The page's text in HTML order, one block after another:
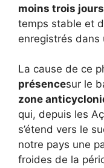
moins trois
temps stable et
enregistrés dans
La cause de ce
présencesur le
zone
qui, depuis les
s’étend vers le
notre pays une
froides de la